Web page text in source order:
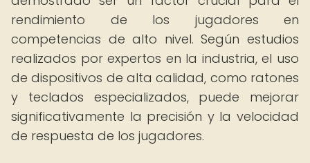
rendimiento de los jugadores en
competencias de alto nivel. Según estudios
realizados por expertos en la industria, el uso
de dispositivos de alta calidad, como ratones
y teclados especializados, puede mejorar
significativamente la precisión y la velocidad
de respuesta de los jugadores.